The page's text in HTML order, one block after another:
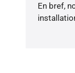
En bref,